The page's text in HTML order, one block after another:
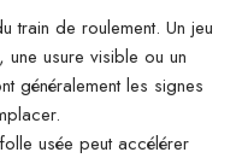
train de roulement. Un jeu
une usure visible ou un
généralement les signes
usée peut accélérer